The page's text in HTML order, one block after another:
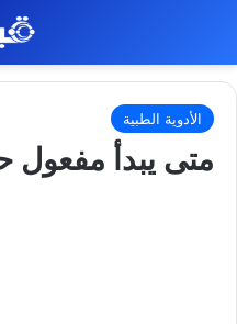
الأدوية الطبية
متى يبدأ مفعول